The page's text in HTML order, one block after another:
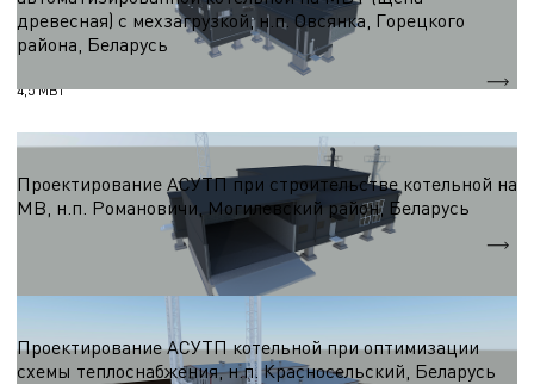
древесная) с мехзагрузкой, н.п. Овсянка, Горецкого
района, Беларусь
4,5 МВт
АСУТП
Проектирование АСУТП при строительстве котельной на
МВ, н.п. Романовичи, Могилевский район, Беларусь
Проектирование АСУТП котельной при оптимизации
схемы теплоснабжения, н.п. Красносельский, Беларусь